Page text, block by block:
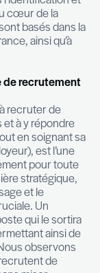
cette
pour notre
en
(à
le nom de
dans le
tels que les
les
de
du
des startups
bien
dans
est au cœur
clients sont